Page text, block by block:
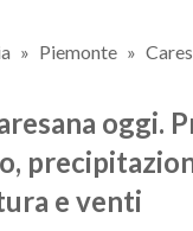
Piemonte
oggi.
e venti